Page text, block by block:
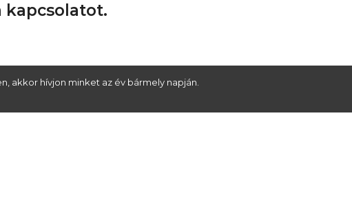
kapcsolatot.
akkor hívjon minket az év bármely napján.